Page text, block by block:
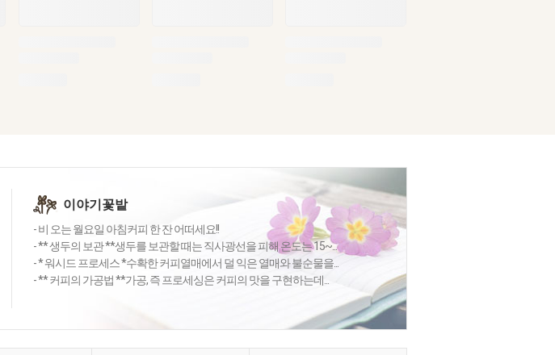
이야기꽃밭
- 비 오는 월요일 아침커피 한 잔 어떠세요!!
- ** 생두의 보관 **생두를 보관할 때는 직사광선을 피해 온도는 15~...
- * 워시드 프로세스 *수확한 커피열매에서 덜 익은 열매와 불순물을...
- ** 커피의 가공법 **가공, 즉 프로세싱은 커피의 맛을 구현하는데...